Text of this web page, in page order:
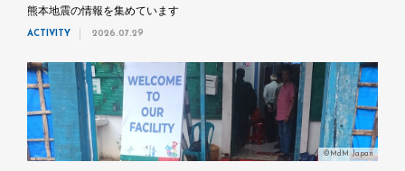
熊本地震の情報を集めています
ACTIVITY 2026.07.29
©MdM Japan